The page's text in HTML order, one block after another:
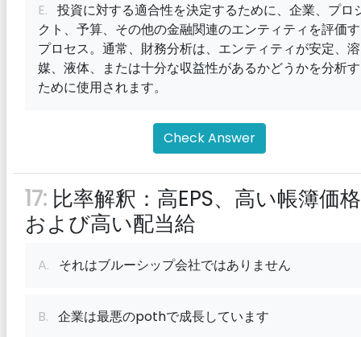
E. 投資に対する適合性を決定するために、企業、プロ
クト、予算、その他の金融関連のエンティティを評価
プロセス。通常、財務分析は、エンティティが安定、溶
媒、液体、または十分な収益性があるかどうかを分析
ために使用されます。
Check Answer
17: 比率解釈：高EPS、高い帳簿価
および高い配当給
A. それはブルーシップ会社ではありません
B. 企業は最悪のpothで成長しています